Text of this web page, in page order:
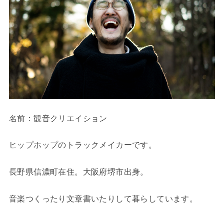
名前：観音クリエイション
ヒップホップのトラックメイカーです。
長野県信濃町在住。大阪府堺市出身。
音楽つくったり文章書いたりして暮らしています。